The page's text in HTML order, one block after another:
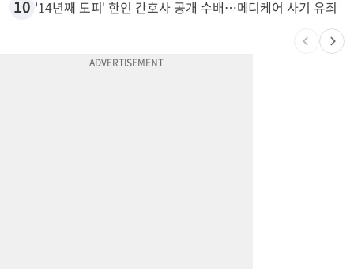
9 엄마 성폭행한 “사람 좋은 장씨”…얼마 뒤 딸 배도 불러왔다
'14년째 도피' 한인 간호사 공개 수배…메디케어 사기 유죄